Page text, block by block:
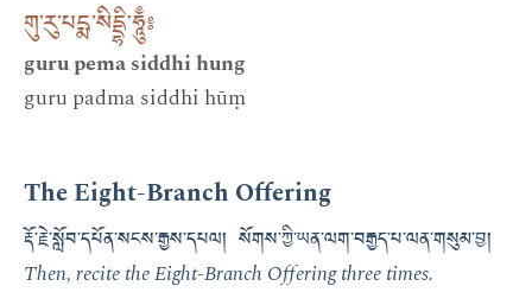
གུ་རུ་པདྨ་སིདྡྷི་ཧཱུྃ༔
guru pema siddhi hung
guru padma siddhi hūṃ
The Eight-Branch Offering
རྡོ་རྗེ་སློབ་དཔོན་སངས་རྒྱས་དཔལ། སོགས་ཀྱི་ཡན་ལག་བརྒྱད་པ་ལན་གསུམ་བྱ།
Then, recite the Eight-Branch Offering three times.